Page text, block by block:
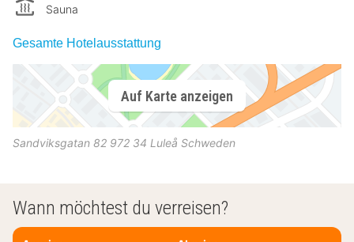
Sauna
Gesamte Hotelausstattung
Auf Karte anzeigen
Sandviksgatan 82 972 34 Luleå Schweden
Wann möchtest du verreisen?